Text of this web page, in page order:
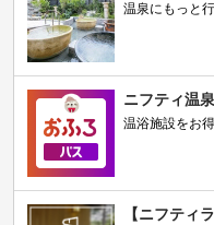
温泉にもっと
ニフティ温
温浴施設をお
【ニフティ